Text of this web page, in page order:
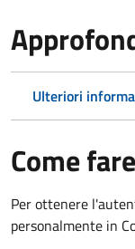
Ulteriori
Come fare
Per ottenere
personalmente in